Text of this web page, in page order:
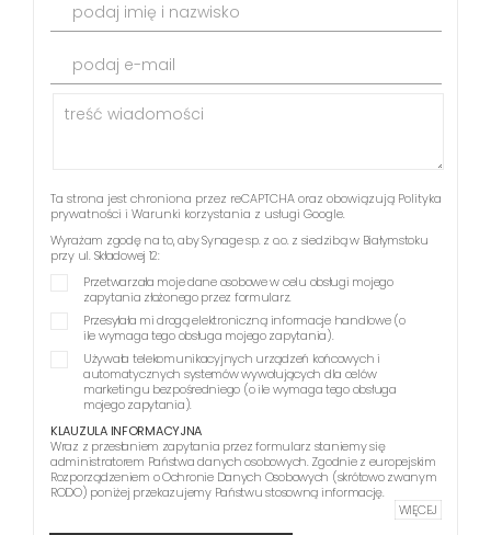
podaj imię i nazwisko
podaj e-mail
Ta strona jest chroniona przez reCAPTCHA oraz obowiązują Polityka
prywatności i Warunki korzystania z usługi Google.
Wyrażam zgodę na to, aby Synage sp. z o.o. z siedzibą w Białymstoku
przy ul. Składowej 12:
Przetwarzała moje dane osobowe w celu obsługi mojego
zapytania złożonego przez formularz.
Przesyłała mi drogą elektroniczną informacje handlowe (o
ile wymaga tego obsługa mojego zapytania).
Używała telekomunikacyjnych urządzeń końcowych i
automatycznych systemów wywołujących dla celów
marketingu bezpośredniego (o ile wymaga tego obsługa
mojego zapytania).
KLAUZULA INFORMACYJNA
Wraz z przesłaniem zapytania przez formularz staniemy się
administratorem Państwa danych osobowych. Zgodnie z europejskim
Rozporządzeniem o Ochronie Danych Osobowych (skrótowo zwanym
RODO) poniżej przekazujemy Państwu stosowną informację.
WIĘCEJ